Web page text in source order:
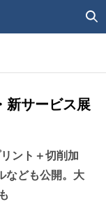
新サービス展
ント＋切削加
なども公開。大